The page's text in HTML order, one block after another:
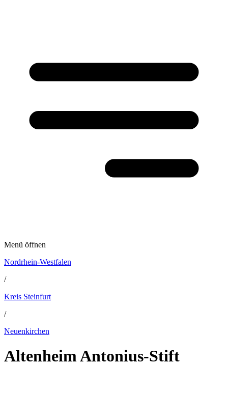
Menü öffnen
Nordrhein-Westfalen
/
Kreis Steinfurt
/
Neuenkirchen
Altenheim Antonius-Stift